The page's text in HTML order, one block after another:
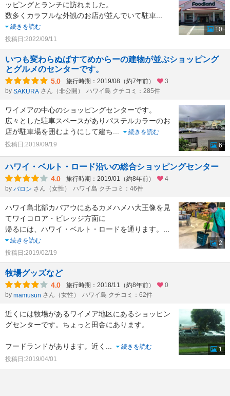
ッピングとランチに訪れました。
数多くカラフルな外観のお店が並んでいて駐車
続きを読む
投稿日:2022/09/11
10
いつも変わらぬばすてめからーの建物が並ぶショッピング
とグルメのセンターです。
5.0 旅行時期：2019/08（約7年前）
3
by SAKURA さん（非公開） ハワイ島 クチコミ：285件
ワイメアの中心のショッピングセンターです。
広々とした駐車スペースがありパステルカラーのお
店が駐車場を囲むようにして建ち
続きを読む
投稿日:2019/09/19
6
ハワイ・ベルト・ロード沿いの総合ショッピングセンター
4.0 旅行時期：2019/01（約8年前）
4
by バロン さん（女性） ハワイ島 クチコミ：46件
ハワイ島北部カパアウにあるカメハメハ大王像を見
てワイコロア・ビレッジ方面に
帰るには、ハワイ・ベルト・ロードを通ります。
続きを読む
投稿日:2019/02/19
2
牧場グッズなど
4.0 旅行時期：2018/11（約8年前）
0
by mamusun さん（女性） ハワイ島 クチコミ：62件
近くには牧場があるワイメア地区にあるショッピン
グセンターです。ちょっと田舎にあります。
フードランドがあります。近く
続きを読む
投稿日:2019/04/01
1